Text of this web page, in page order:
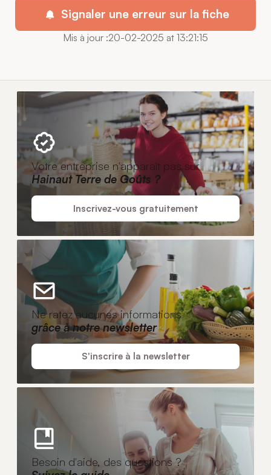
Signaler une erreur sur la fiche
Mis à jour :20-02-2025 at 13:21:15
Votre entreprise n'apparaît pas sur
Hainaut Terre de Goûts ?
Inscrivez-vous gratuitement
Ne ratez aucunes informations
grâce à notre newsletter
S'inscrire à la newsletter
Besoin d'aide, des questions ?